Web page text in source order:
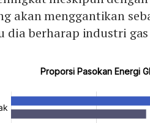
akan menggantikan
dia berharap industri